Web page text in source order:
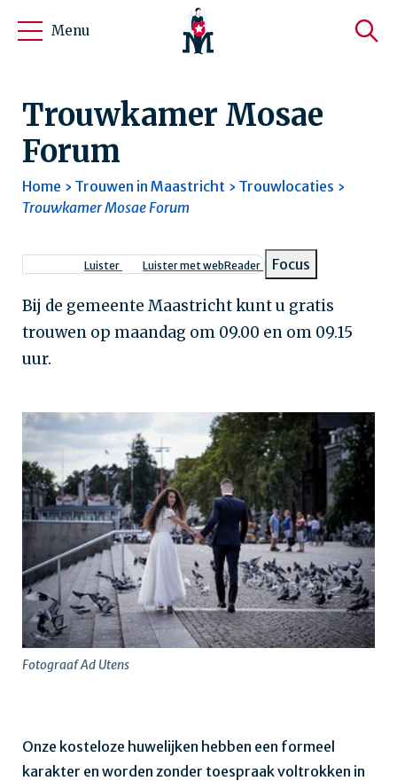
Menu
Trouwkamer Mosae
Forum
Home Trouwen in Maastricht
Trouwlocaties
Trouwkamer Mosae Forum
Luister Luister met webReader Focus
Bij de gemeente Maastricht kunt u gratis
trouwen op maandag om 09.00 en om 09.15
uur.
Fotograaf Ad Utens
Onze kosteloze huwelijken hebben een formeel
karakter en worden zonder toespraak voltrokken in